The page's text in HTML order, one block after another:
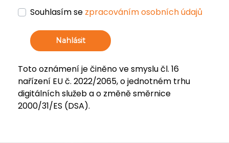
Souhlasím se zpracováním osobních údajů
Nahlásit
Toto oznámení je činěno ve smyslu čl. 16
nařízení EU č. 2022/2065, o jednotném trhu
digitálních služeb a o změně směrnice
2000/31/ES (DSA).